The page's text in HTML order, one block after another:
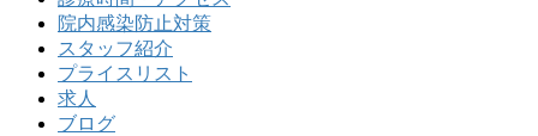
院内感染防止対策
スタッフ紹介
プライスリスト
求人
ブログ